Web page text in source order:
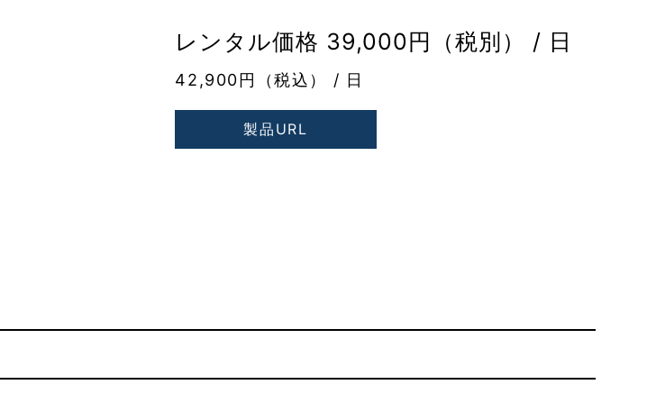
レンタル価格 39,000円（税別） / 日
42,900円（税込） / 日
製品URL